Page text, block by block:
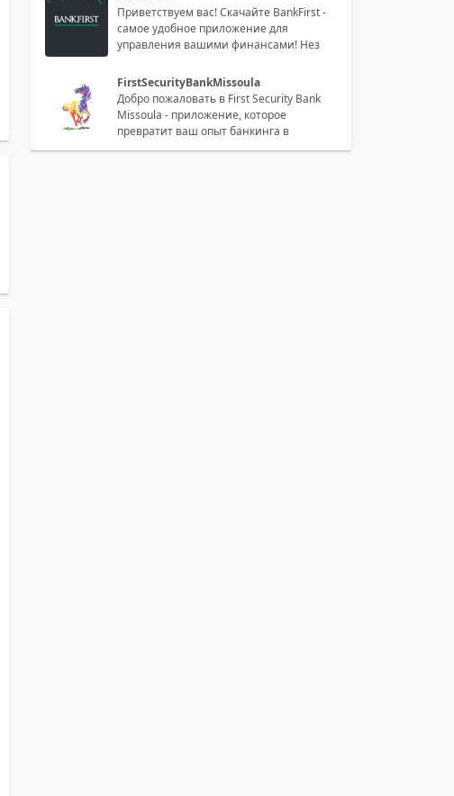
Приветствуем вас! Скачайте BankFirst -
самое удобное приложение для
управления вашими финансами! Нез
FirstSecurityBankMissoula
Добро пожаловать в First Security Bank
Missoula - приложение, которое
превратит ваш опыт банкинга в